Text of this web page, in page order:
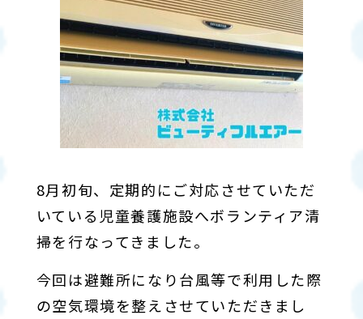
8月初旬、定期的にご対応させていただ
いている児童養護施設へボランティア清
掃を行なってきました。
今回は避難所になり台風等で利用した際
の空気環境を整えさせていただきまし